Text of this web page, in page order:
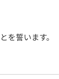
誓います。